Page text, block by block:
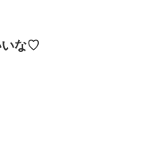
いな♡